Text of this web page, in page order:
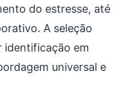
do estresse, até
A seleção
identificação em
universal e